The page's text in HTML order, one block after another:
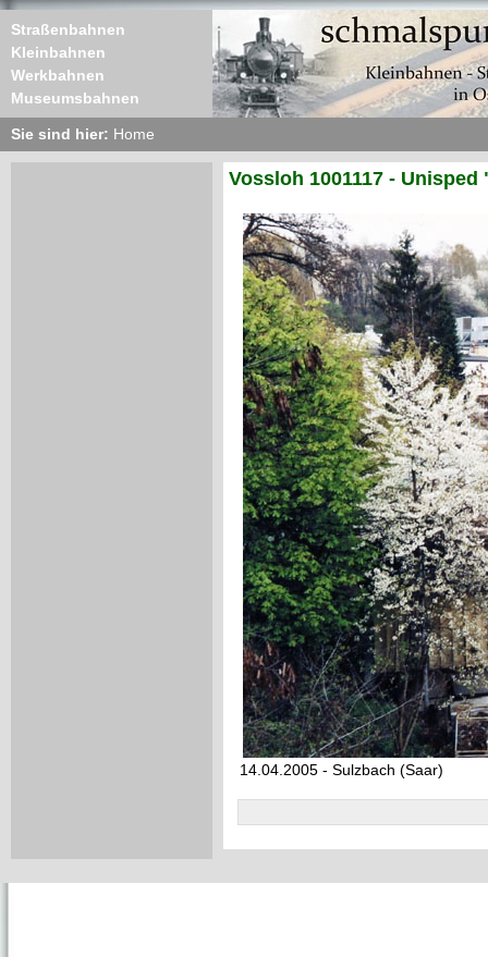
Straßenbahnen
Kleinbahnen
Werkbahnen
Museumsbahnen
Sie sind hier: Home
Vossloh 1001117 - Unisped
14.04.2005 - Sulzbach (Saar)